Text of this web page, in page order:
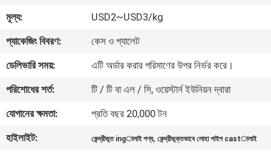
ভ্রমণ
মান
নিয়ন্ত্রণ
যোগাযোগ
করুন
মূল্য:
USD2~USD3/kg
প্যাকেজিং বিবরণ:
কেস ও প্যালেট
ডেলিভারি সময়:
এটি অর্ডার করার পরিমাণের উপর নির্ভর করে।
পরিশোধের শর্ত:
টি / টি বা এল / সি, ওয়েস্টার্ন ইউনিয়ন দ্বারা
যোগানের ক্ষমতা:
প্রতি বছর 20,000 টন
হাইলাইট:
কেন্দ্রীভূত ingালাই পণ্য,কেন্দ্রীভূক্তভাবে লোহা পাইপ castালাই